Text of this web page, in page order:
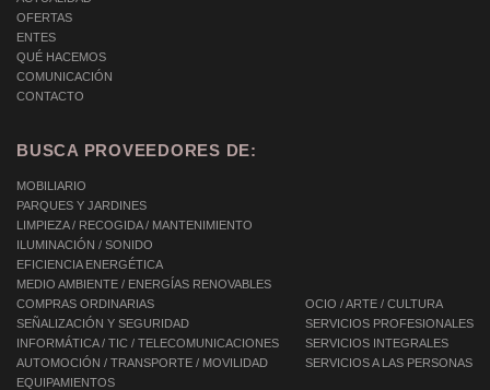
OFERTAS
ENTES
QUÉ HACEMOS
COMUNICACIÓN
CONTACTO
BUSCA PROVEEDORES DE:
MOBILIARIO
PARQUES Y JARDINES
LIMPIEZA / RECOGIDA / MANTENIMIENTO
ILUMINACIÓN / SONIDO
EFICIENCIA ENERGÉTICA
MEDIO AMBIENTE / ENERGÍAS RENOVABLES
COMPRAS ORDINARIAS
SEÑALIZACIÓN Y SEGURIDAD
INFORMÁTICA / TIC / TELECOMUNICACIONES
AUTOMOCIÓN / TRANSPORTE / MOVILIDAD
EQUIPAMIENTOS
OCIO / ARTE / CULTURA
SERVICIOS PROFESIONALES
SERVICIOS INTEGRALES
SERVICIOS A LAS PERSONAS